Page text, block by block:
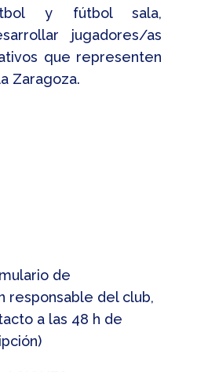
y fútbol sala,
jugadores/as
que representen
Zaragoza.
de
responsable del club,
a las 48 h de